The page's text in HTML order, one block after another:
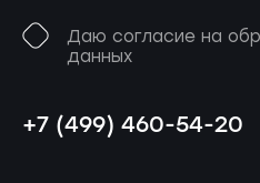
Даю согласие на
данных
+7 (499) 460-54-20